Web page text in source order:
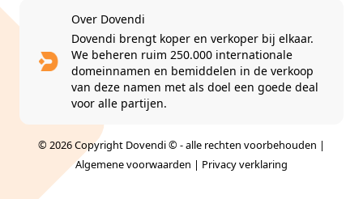
Over Dovendi
Dovendi brengt koper en verkoper bij elkaar.
We beheren ruim 250.000 internationale
domeinnamen en bemiddelen in de verkoop
van deze namen met als doel een goede deal
voor alle partijen.
© 2026 Copyright Dovendi © - alle rechten voorbehouden |
Algemene voorwaarden | Privacy verklaring